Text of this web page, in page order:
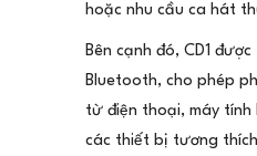
hoặc nhu cầu ca hát
Bên cạnh đó, CD1
Bluetooth, cho phép
từ điện thoại, máy
các thiết bị tương